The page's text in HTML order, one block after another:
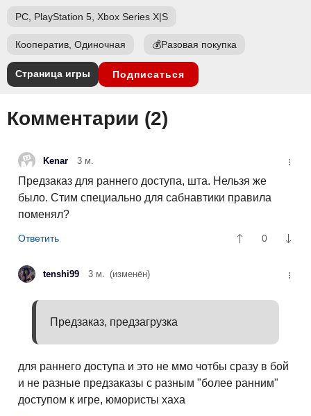
PC, PlayStation 5, Xbox Series X|S
Кооператив, Одиночная 💰Разовая покупка
Страница игры Подписаться
Комментарии (2)
Kenar 3 м.
Предзаказ для раннего доступа, шта. Нельзя же
было. Стим специально для сабнавтики правила
поменял?
0
tenshi99 3 м. (изменён)
Предзаказ, предзагрузка
для раннего доступа и это не ммо чотбы сразу в бой
и не разные предзаказы с разным "более ранним"
доступом к игре, юмористы хаха